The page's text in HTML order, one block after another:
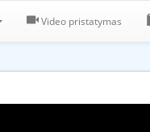
Video pristatymas